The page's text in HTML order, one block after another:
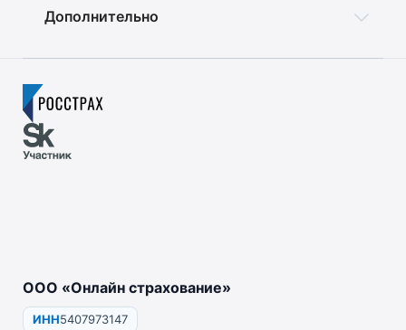
Дополнительно
ООО «Онлайн страхование»
ИНН5407973147